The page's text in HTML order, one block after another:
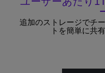
追加のストレージでチ
トを簡単に共